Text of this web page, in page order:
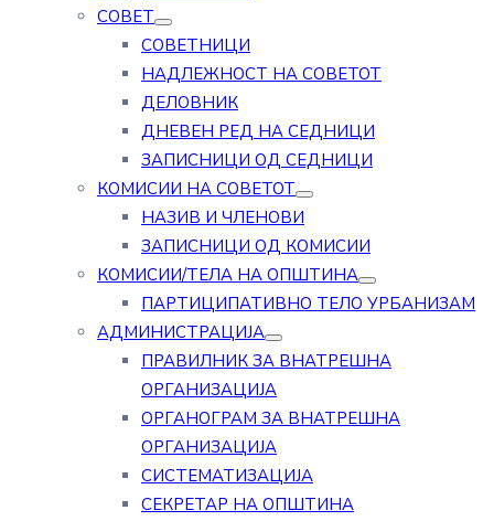
СОВЕТ
СОВЕТНИЦИ
НАДЛЕЖНОСТ НА СОВЕТОТ
ДЕЛОВНИК
ДНЕВЕН РЕД НА СЕДНИЦИ
ЗАПИСНИЦИ ОД СЕДНИЦИ
КОМИСИИ НА СОВЕТОТ
НАЗИВ И ЧЛЕНОВИ
ЗАПИСНИЦИ ОД КОМИСИИ
КОМИСИИ/ТЕЛА НА ОПШТИНА
ПАРТИЦИПАТИВНО ТЕЛО УРБАНИЗАМ
АДМИНИСТРАЦИЈА
ПРАВИЛНИК ЗА ВНАТРЕШНА
ОРГАНИЗАЦИЈА
ОРГАНОГРАМ ЗА ВНАТРЕШНА
ОРГАНИЗАЦИЈА
СИСТЕМАТИЗАЦИЈА
СЕКРЕТАР НА ОПШТИНА